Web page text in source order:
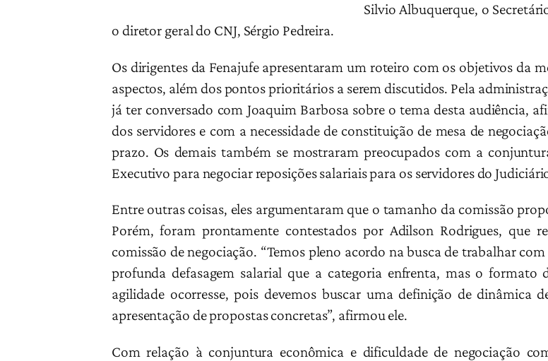
Silvio Albuquerque, o
o diretor geral do CNJ, Sérgio Pedreira.
Os dirigentes da Fenajufe apresentaram um roteiro com os objetivos da
aspectos, além dos pontos prioritários a serem discutidos. Pela
já ter conversado com Joaquim Barbosa sobre o tema desta audiência,
dos servidores e com a necessidade de constituição de mesa de
prazo. Os demais também se mostraram preocupados com a
Executivo para negociar reposições salariais para os servidores do
Entre outras coisas, eles argumentaram que o tamanho da comissão
Porém, foram prontamente contestados por Adilson Rodrigues, que
comissão de negociação. “Temos pleno acordo na busca de trabalhar
profunda defasagem salarial que a categoria enfrenta, mas o formato
agilidade ocorresse, pois devemos buscar uma definição de dinâmica
apresentação de propostas concretas”, afirmou ele.
Com relação à conjuntura econômica e dificuldade de negociação